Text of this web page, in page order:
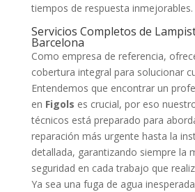
tiempos de respuesta inmejorables.
Servicios Completos de
Barcelona
Como empresa de referencia,
cobertura integral para solucionar
Entendemos que encontrar un
en Figols es crucial, por eso
técnicos está preparado para
reparación más urgente hasta la
detallada, garantizando siempre la
seguridad en cada trabajo que
Ya sea una fuga de agua